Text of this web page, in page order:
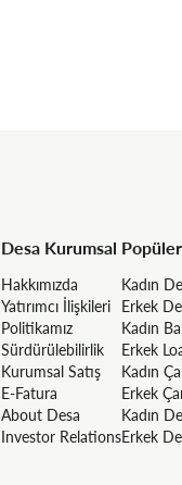
Desa Kurumsal
Hakkımızda
Yatırımcı İlişkileri
Politikamız
Sürdürülebilirlik
Kurumsal Satış
E-Fatura
About Desa
Investor Relations
Kadın
Erkek
Kadın
Erkek
Kadın
Erkek
Kadın
Erkek